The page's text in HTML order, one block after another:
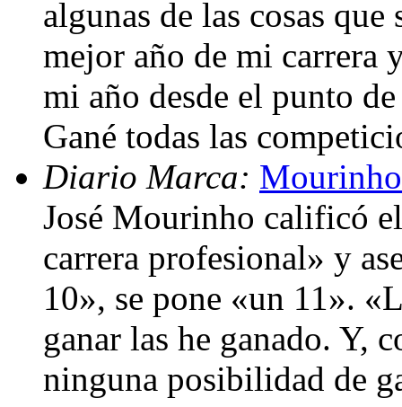
algunas de las cosas
mejor año de mi carrera
mi año desde el punto
Gané todas las
Diario Marca:
José Mourinho calificó
carrera profesional» y
10», se pone «un 11».
ganar las he ganado. Y,
ninguna posibilidad de